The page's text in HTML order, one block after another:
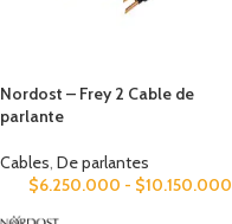
Nordost – Frey 2 Cable de
parlante
Cables, De parlantes
$6.250.000 - $10.150.000